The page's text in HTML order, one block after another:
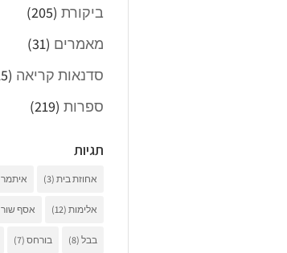
ביקורת (205)
מאמרים (31)
סדנאות קריאה (15)
ספרות (219)
תגיות
אחוזת בית (3) איתמר
אלימות (12) אסף שור
בבל (8) בורחס (7)